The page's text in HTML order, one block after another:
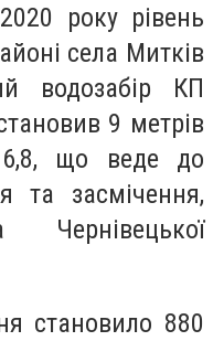
року рівень
села Митків
водозабір КП
9 метрів
що веде до
та засмічення,
Чернівецької
становило 880